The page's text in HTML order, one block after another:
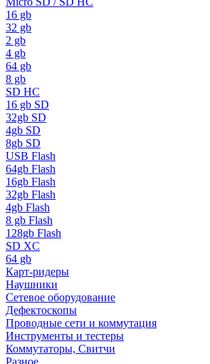
16 gb
32 gb
2 gb
4 gb
64 gb
8 gb
SD HC
16 gb SD
32gb SD
4gb SD
8gb SD
USB Flash
64gb Flash
16gb Flash
32gb Flash
4gb Flash
8 gb Flash
128gb Flash
SD XC
64 gb
Карт-ридеры
Наушники
Сетевое оборудование
Дефектоскопы
Проводные сети и коммутация
Инструменты и тестеры
Коммутаторы, Свитчи
Разное